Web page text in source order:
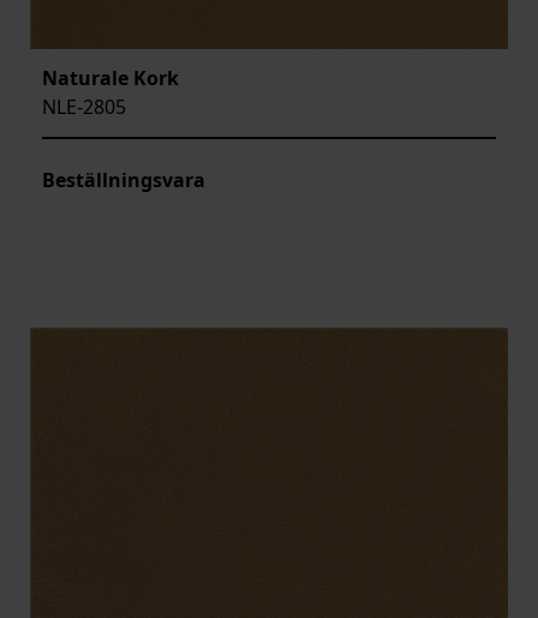
Naturale Kork
NLE-2805
Beställningsvara